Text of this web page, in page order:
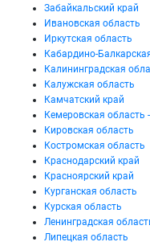
Забайкальский край
Ивановская область
Иркутская область
Кабардино-
Калининградская
Калужская область
Камчатский край
Кемеровская область
Кировская область
Костромская область
Краснодарский край
Красноярский край
Курганская область
Курская область
Ленинградская
Липецкая область